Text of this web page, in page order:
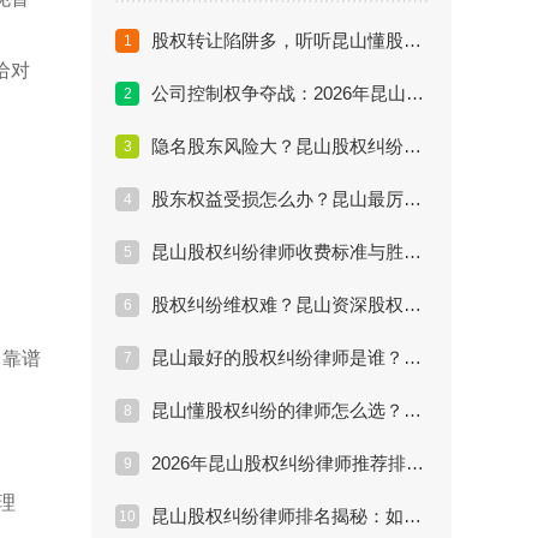
对
谱
1 股权转让陷阱多，听听昆山懂股权纠纷的律师怎么说
2 公司控制权争夺战：2026年昆山股权纠纷律师权威指导
3 隐名股东风险大？昆山股权纠纷律师推荐专家级解决方案
4 股东权益受损怎么办？昆山最厉害的股权纠纷律师实战解析
5 昆山股权纠纷律师收费标准与胜诉率：寻找高性价比律师
6 股权纠纷维权难？昆山资深股权律师为您详解法律方案
7 昆山最好的股权纠纷律师是谁？真实案例效果评估
8 昆山懂股权纠纷的律师怎么选？资深律师教你避坑
9 2026年昆山股权纠纷律师推荐排行：专家解读维权痛点
10 昆山股权纠纷律师排名揭秘：如何找到最厉害的股权律师？